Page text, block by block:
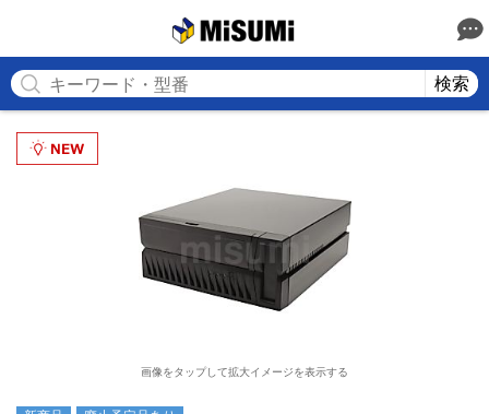
検索
画像をタップして拡大イメージを表示する